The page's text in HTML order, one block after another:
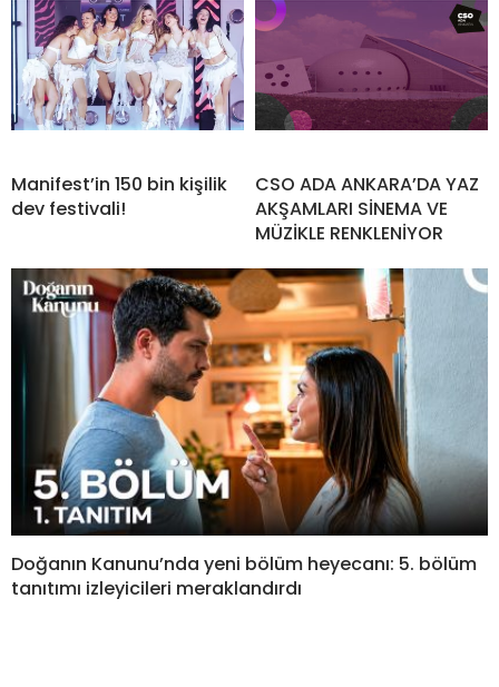
Manifest’in 150 bin kişilik
dev festivali!
CSO ADA ANKARA’DA YAZ
AKŞAMLARI SİNEMA VE
MÜZİKLE RENKLENİYOR
Doğanın Kanunu’nda yeni bölüm heyecanı: 5. bölüm
tanıtımı izleyicileri meraklandırdı